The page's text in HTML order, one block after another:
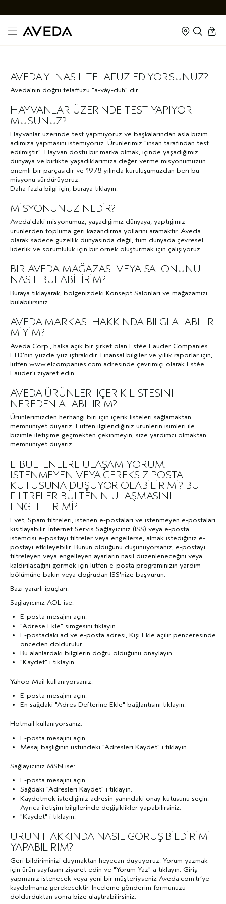
cart
0
kapalı
AVEDA'YI NASIL TELAFUZ EDİYORSUNUZ?
Aveda'nın doğru telaffuzu "a-váy-duh" dır.
HAYVANLAR ÜZERİNDE TEST YAPIYOR
MUSUNUZ?
Hayvanlar üzerinde test yapmıyoruz ve başkalarından asla bizim
adımıza yapmasını istemiyoruz. Ürünlerimiz "insan tarafından test
edilmiştir". Hayvan dostu bir marka olmak, içinde yaşadığımız
dünyaya ve birlikte yaşadıklarımıza değer verme misyonumuzun
önemli bir parçasıdır ve 1978 yılında kuruluşumuzdan beri bu
misyonu sürdürüyoruz.
Daha fazla bilgi için, buraya tıklayın.
MİSYONUNUZ NEDİR?
Aveda'daki misyonumuz, yaşadığımız dünyaya, yaptığımız
ürünlerden topluma geri kazandırma yollarını aramaktır. Aveda
olarak sadece güzellik dünyasında değil, tüm dünyada çevresel
liderlik ve sorumluluk için bir örnek oluşturmak için çalışıyoruz.
BİR AVEDA MAĞAZASI VEYA SALONUNU
NASIL BULABİLİRİM?
Buraya tıklayarak, bölgenizdeki Konsept Salonları ve mağazamızı
bulabilirsiniz.
AVEDA MARKASI HAKKINDA BİLGİ ALABİLİR
MİYİM?
Aveda Corp., halka açık bir şirket olan Estée Lauder Companies
LTD'nin yüzde yüz iştirakidir. Finansal bilgiler ve yıllık raporlar için,
lütfen www.elcompanies.com adresinde çevrimiçi olarak Estée
Lauder'i ziyaret edin.
AVEDA ÜRÜNLERİ İÇERİK LİSTESİNİ
NEREDEN ALABİLİRİM?
Ürünlerimizden herhangi biri için içerik listeleri sağlamaktan
memnuniyet duyarız. Lütfen ilgilendiğiniz ürünlerin isimleri ile
bizimle iletişime geçmekten çekinmeyin, size yardımcı olmaktan
memnuniyet duyarız.
E-BÜLTENLERE ULAŞAMIYORUM.
İSTENMEYEN VEYA GEREKSİZ POSTA
KUTUSUNA DÜŞÜYOR OLABİLİR Mİ? BU
FİLTRELER BÜLTENİN ULAŞMASINI
ENGELLER Mİ?
Evet, Spam filtreleri, istenen e-postaları ve istenmeyen e-postaları
kısıtlayabilir. İnternet Servis Sağlayıcınız (ISS) veya e-posta
istemcisi e-postayı filtreler veya engellerse, almak istediğiniz e-
postayı etkileyebilir. Bunun olduğunu düşünüyorsanız, e-postayı
filtreleyen veya engelleyen ayarların nasıl düzenleneceğini veya
kaldırılacağını görmek için lütfen e-posta programınızın yardım
bölümüne bakın veya doğrudan ISS'nize başvurun.
Bazı yararlı ipuçları:
Sağlayıcınız AOL ise:
E-posta mesajını açın.
"Adrese Ekle" simgesini tıklayın.
E-postadaki ad ve e-posta adresi, Kişi Ekle açılır penceresinde
önceden doldurulur.
Bu alanlardaki bilgilerin doğru olduğunu onaylayın.
"Kaydet" i tıklayın.
Yahoo Mail kullanıyorsanız:
E-posta mesajını açın.
En sağdaki "Adres Defterine Ekle" bağlantısını tıklayın.
Hotmail kullanıyorsanız:
E-posta mesajını açın.
Mesaj başlığının üstündeki "Adresleri Kaydet" i tıklayın.
Sağlayıcınız MSN ise:
E-posta mesajını açın.
Sağdaki "Adresleri Kaydet" i tıklayın.
Kaydetmek istediğiniz adresin yanındaki onay kutusunu seçin.
Ayrıca iletişim bilgilerinde değişiklikler yapabilirsiniz.
"Kaydet" i tıklayın.
ÜRÜN HAKKINDA NASIL GÖRÜŞ BİLDİRİMİ
YAPABİLİRİM?
Geri bildiriminizi duymaktan heyecan duyuyoruz. Yorum yazmak
için ürün sayfasını ziyaret edin ve "Yorum Yaz" a tıklayın. Giriş
yapmanız istenecek veya yeni bir müşteriyseniz Aveda.com.tr’ye
kaydolmanız gerekecektir. İnceleme gönderim formunuzu
doldurduktan sonra bize ulaştırabilirsiniz.